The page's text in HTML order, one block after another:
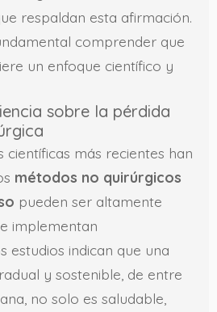
respaldan esta afirmación.
comprender que
un enfoque científico y
sobre la pérdida
científicas más recientes han
métodos no quirúrgicos
pueden ser altamente
implementan
estudios indican que una
y sostenible, de entre
no solo es saludable,